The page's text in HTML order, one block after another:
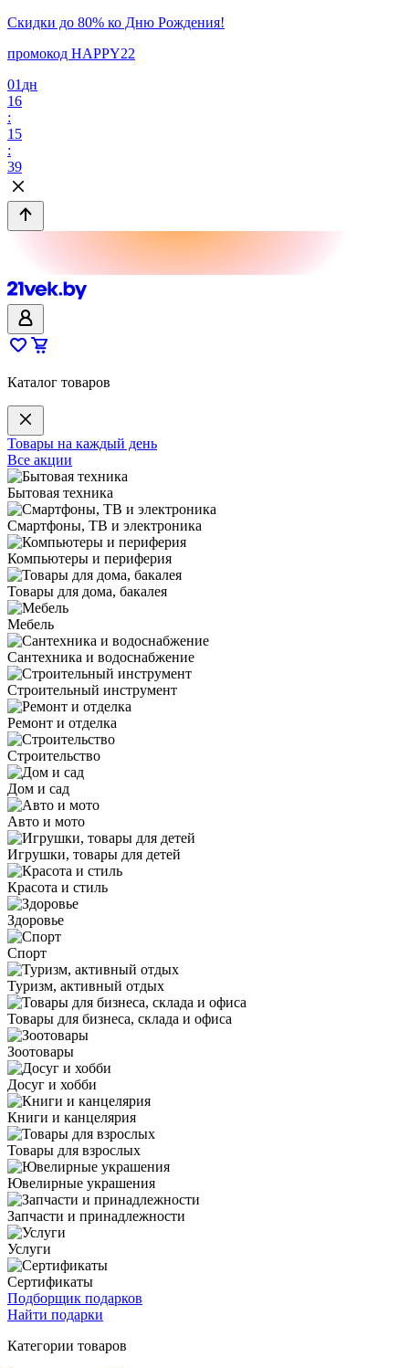
Скидки до 80% ко Дню Рождения!
промокод HAPPY22
01 дн
16
:
15
:
39
Каталог товаров
Товары на каждый день
Все акции
Бытовая техника
Смартфоны, ТВ и электроника
Компьютеры и периферия
Товары для дома, бакалея
Мебель
Сантехника и водоснабжение
Строительный инструмент
Ремонт и отделка
Строительство
Дом и сад
Авто и мото
Игрушки, товары для детей
Красота и стиль
Здоровье
Спорт
Туризм, активный отдых
Товары для бизнеса, склада и офиса
Зоотовары
Досуг и хобби
Книги и канцелярия
Товары для взрослых
Ювелирные украшения
Запчасти и принадлежности
Услуги
Сертификаты
Подборщик подарков
Найти подарки
Категории товаров